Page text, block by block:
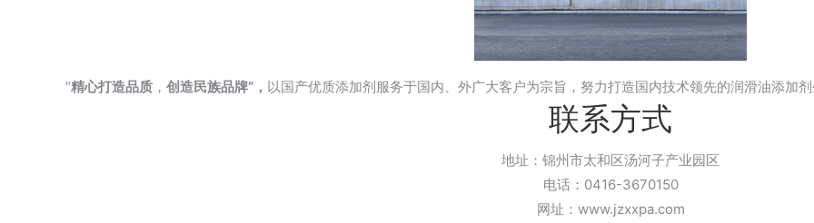
“精心打造品质 ， 创造民族品牌” ， 以国产优质添加剂服务于国内、外广大客户为宗旨，努力打造国内技术领先的润滑油添加
联系方式
地址：锦州市太和区汤河子产业园区
电话：0416-3670150
网址：www.jzxxpa.com